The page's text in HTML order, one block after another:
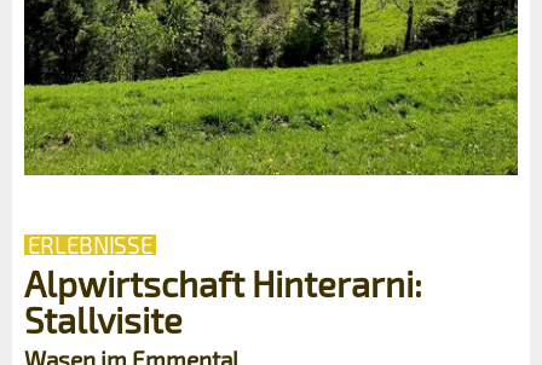
ERLEBNISSE
Alpwirtschaft Hinterarni:
Stallvisite
Wasen im Emmental